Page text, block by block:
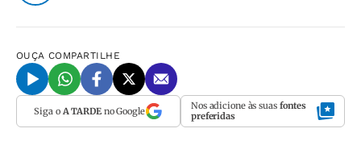
OUÇA COMPARTILHE
Siga o A TARDEno Google Nos adicione às suas fontes
preferidas